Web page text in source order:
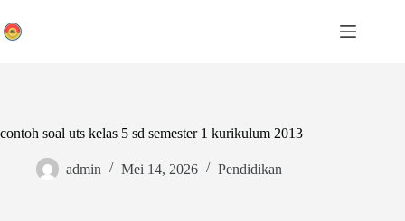
to
content
contoh soal uts kelas 5 sd semester 1 kurikulum 2013
admin Mei 14, 2026 Pendidikan